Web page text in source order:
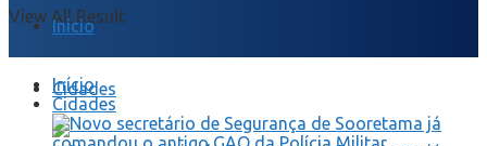
View All Result
Início
Cidades
Início
Cidades